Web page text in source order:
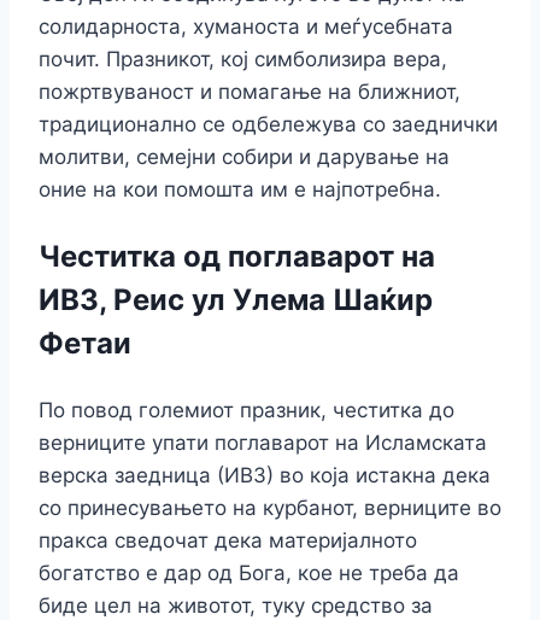
солидарноста, хуманоста и меѓусебната
почит. Празникот, кој симболизира вера,
пожртвуваност и помагање на ближниот,
традиционално се одбележува со заеднички
молитви, семејни собири и дарување на
оние на кои помошта им е најпотребна.
Честитка од поглаварот на
ИВЗ, Реис ул Улема Шаќир
Фетаи
По повод големиот празник, честитка до
верниците упати поглаварот на Исламската
верска заедница (ИВЗ) во која истакна дека
со принесувањето на курбанот, верниците во
пракса сведочат дека материјалното
богатство е дар од Бога, кое не треба да
биде цел на животот, туку средство за